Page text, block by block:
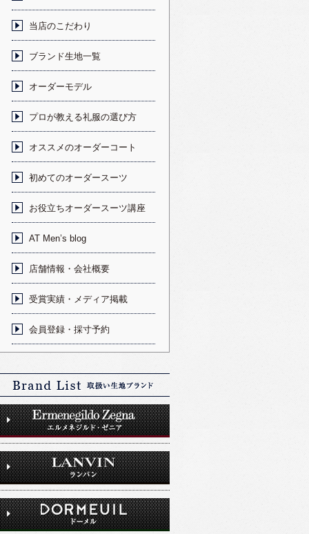
当店のこだわり
ブランド生地一覧
オーダーモデル
プロが教える礼服の選び方
オススメのオーダーコート
初めてのオーダースーツ
お役立ちオーダースーツ講座
AT Men’s blog
店舗情報・会社概要
受賞実績・メディア掲載
会員登録・採寸予約